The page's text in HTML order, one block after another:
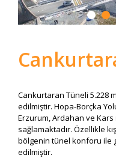
Cankurtaran Tüneli 5.228
edilmiştir. Hopa-Borçka
Erzurum, Ardahan ve Kars
sağlamaktadır. Özellikle
bölgenin tünel konforu ile
edilmiştir.